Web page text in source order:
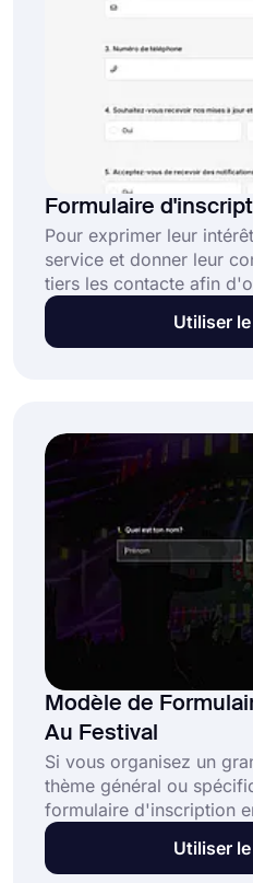
Formulaire
Pour exprimer leur
service et donner leur
tiers les contacte afin
d'informations, les
modèle de formulaire
formulaire d'inscription
permet de :
Utiliser
Modèle de
Au Festival
Si vous organisez un
thème général ou
formulaire d'inscription
pratique et avantageux
Avec un formulaireUtiliser